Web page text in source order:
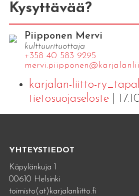
Kysyttävää?
Piipponen Mervi
kulttuurituottaja
+358 40 583 9295
karjalan-liitto-
tietosuojaseloste|
YHTEYSTIEDOT
Käpylänkuja 1
00610 Helsinki
toimisto(at)karjalanliitto.fi